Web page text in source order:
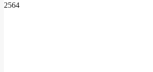
2564